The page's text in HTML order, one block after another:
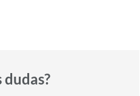
dudas?